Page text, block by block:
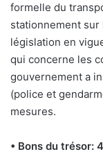
formelle du
stationnement
législation en
qui concerne les
gouvernement a
(police et
mesures.
• Bons du trésor: